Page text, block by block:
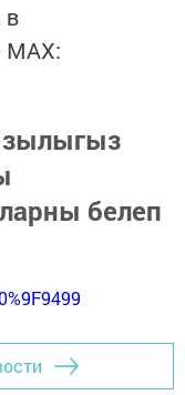
в
MАХ:
белеп